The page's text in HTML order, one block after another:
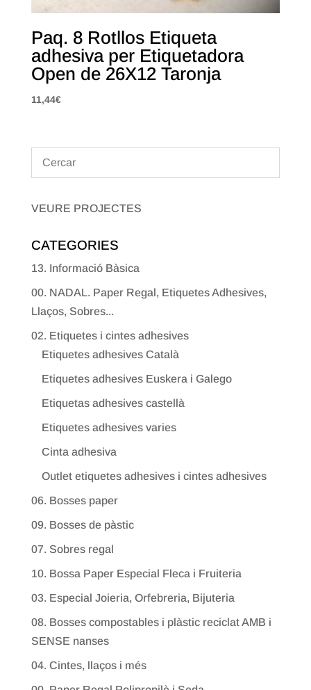
Paq. 8 Rotllos Etiqueta
adhesiva per Etiquetadora
Open de 26X12 Taronja
11,44€
VEURE PROJECTES
CATEGORIES
13. Informació Bàsica
00. NADAL. Paper Regal, Etiquetes Adhesives,
Llaços, Sobres...
02. Etiquetes i cintes adhesives
Etiquetes adhesives Català
Etiquetes adhesives Euskera i Galego
Etiquetas adhesives castellà
Etiquetes adhesives varies
Cinta adhesiva
Outlet etiquetes adhesives i cintes adhesives
06. Bosses paper
09. Bosses de pàstic
07. Sobres regal
10. Bossa Paper Especial Fleca i Fruiteria
03. Especial Joieria, Orfebreria, Bijuteria
08. Bosses compostables i plàstic reciclat AMB i
SENSE nanses
04. Cintes, llaços i més